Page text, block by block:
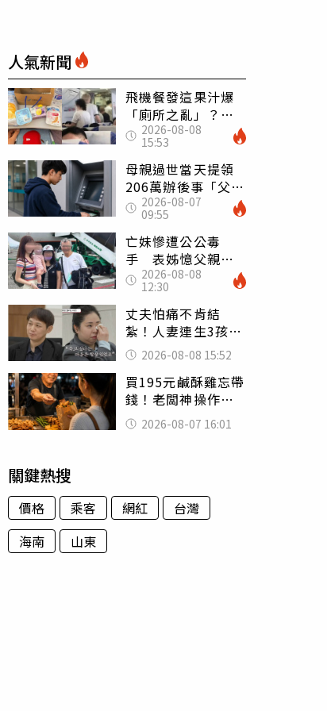
人氣新聞
飛機餐發這果汁爆
「廁所之亂」？乘
客崩潰：差點丟大
臉 醫揭3類人別亂
喝
2026-08-08
15:53
母親過世當天提領
206萬辦後事「父子
遭判刑」 律師：
搶錢先下手是罪
2026-08-07
09:55
亡妹慘遭公公毒
手 表姊憶父親節
前夕：小舅舅仍到
殯儀館陪她說話
2026-08-08
12:30
丈夫怕痛不肯結
紮！人妻連生3孩
控遭家暴淚喊：真
的好累
2026-08-08 15:52
買195元鹹酥雞忘帶
錢！老闆神操作
「倒找5元」 全網
看哭：這就是台灣
2026-08-07 16:01
關鍵熱搜
價格 乘客 網紅
台灣
海南
山東